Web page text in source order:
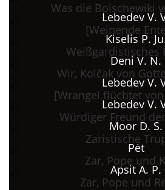
Was die Bolschewiki
Lebedev V.
[Weinende
Kiselis P.
Weißgardistisches
Deni V. N.
Wir, Kolčak von
Lebedev V.
[Wrangel flüchtet
Lebedev V.
Würdiger Freund
Moor D. S.
Zaristische
Pėt
Zar, Pope und
Apsit A. P.
Zar, Pope und